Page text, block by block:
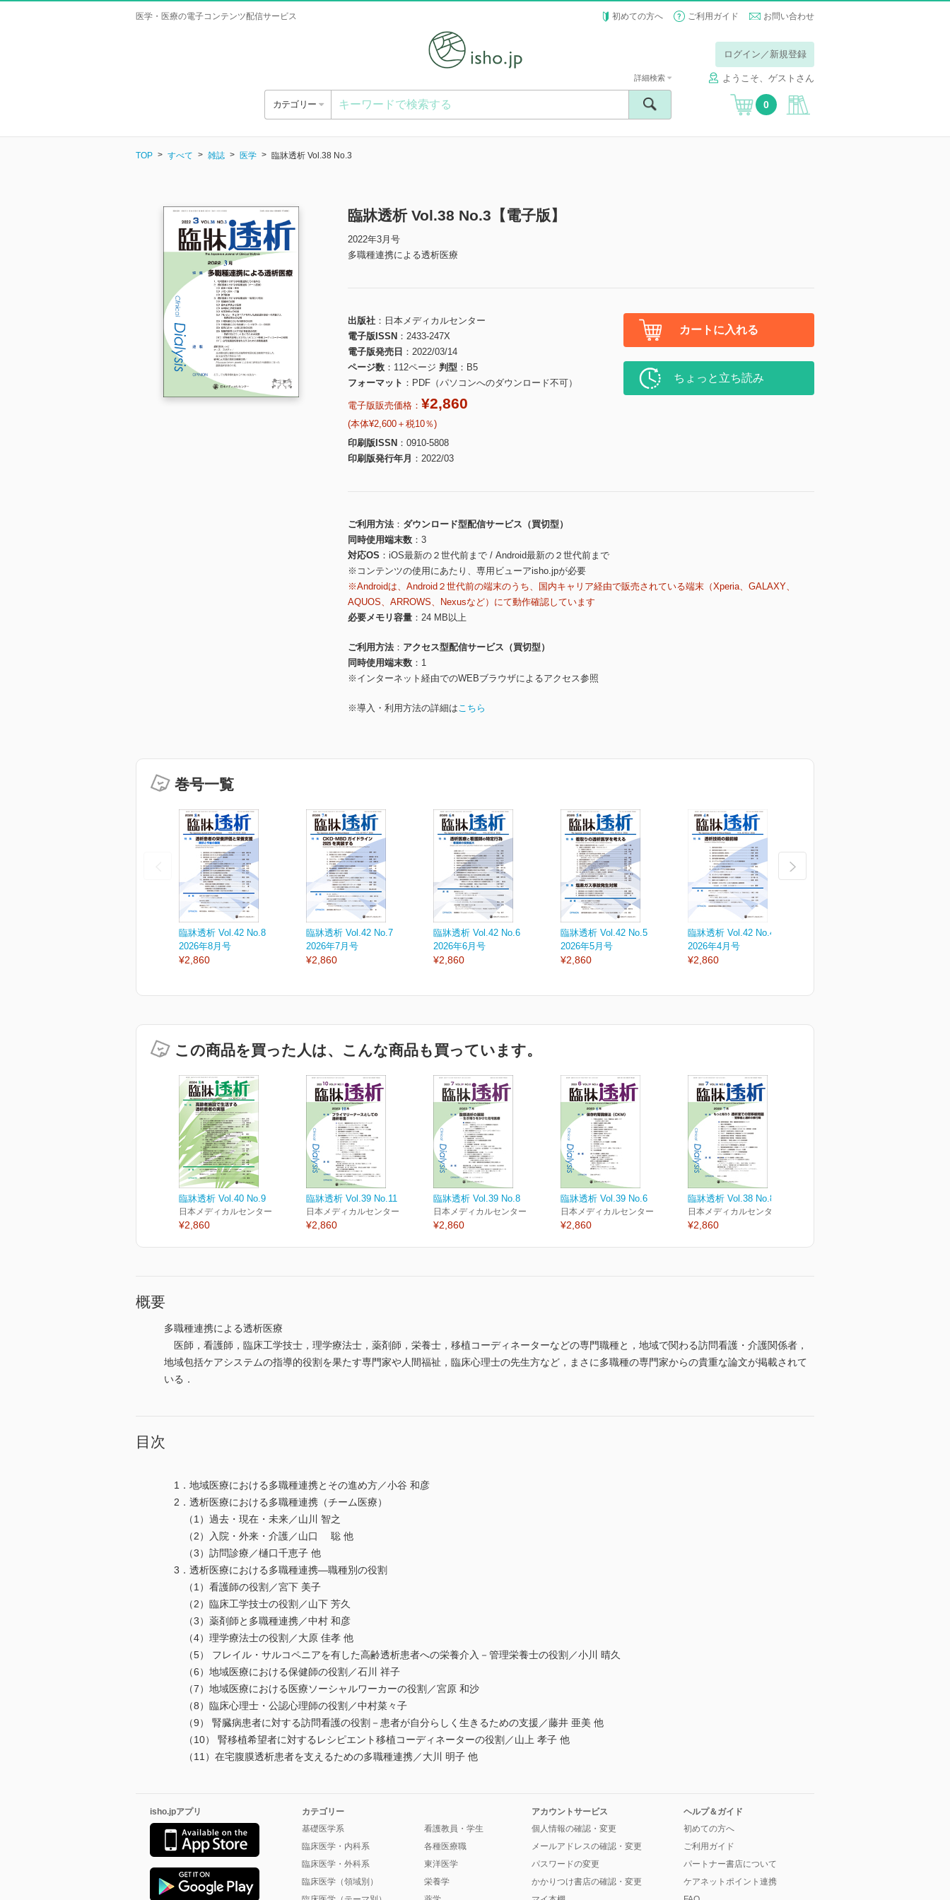
医学・医療の電子コンテンツ配信サービス 初めての方へ ご利用ガイド お問い合わせ
ログイン／新規登録
ようこそ、ゲストさん
カテゴリー
詳細検索
0
TOP すべて 雑誌 医学 臨牀透析 Vol.38 No.3
臨牀透析 Vol.38 No.3【電子版】
2022年3月号
多職種連携による透析医療
出版社
日本メディカルセンター
電子版ISSN
2433-247X
電子版発売日
2022/03/14
ページ数
112ページ 判型
B5
フォーマット
PDF（パソコンへのダウンロード不可）
電子版販売価格： ¥2,860
(本体¥2,600＋税10％)
印刷版ISSN
0910-5808
印刷版発行年月
2022/03
カートに入れる
ちょっと立ち読み
ご利用方法
ダウンロード型配信サービス（買切型）
同時使用端末数
3
対応OS
iOS最新の２世代前まで / Android最新の２世代前まで
※コンテンツの使用にあたり、専用ビューアisho.jpが必要
※Androidは、Android２世代前の端末のうち、国内キャリア経由で販売されている端末（Xperia、GALAXY、
AQUOS、ARROWS、Nexusなど）にて動作確認しています
必要メモリ容量
24 MB以上
ご利用方法
アクセス型配信サービス（買切型）
同時使用端末数
1
※インターネット経由でのWEBブラウザによるアクセス参照
※導入・利用方法の詳細はこちら
巻号一覧
臨牀透析 Vol.42 No.8
2026年8月号
¥2,860
臨牀透析 Vol.42 No.7
2026年7月号
¥2,860
臨牀透析 Vol.42 No.6
2026年6月号
¥2,860
臨牀透析 Vol.42 No.5
2026年5月号
¥2,860
臨牀透析 Vol.42 No.4
2026年4月号
¥2,860
この商品を買った人は、こんな商品も買っています。
臨牀透析 Vol.40 No.9
日本メディカルセンター
¥2,860
臨牀透析 Vol.39 No.11
日本メディカルセンター
¥2,860
臨牀透析 Vol.39 No.8
日本メディカルセンター
¥2,860
臨牀透析 Vol.39 No.6
日本メディカルセンター
¥2,860
臨牀透析 Vol.38 No.8
日本メディカルセンター
¥2,860
概要
多職種連携による透析医療
医師，看護師，臨床工学技士，理学療法士，薬剤師，栄養士，移植コーディネーターなどの専門職種と，地域で関わる訪問看護・介護関係者，
地域包括ケアシステムの指導的役割を果たす専門家や人間福祉，臨床心理士の先生方など，まさに多職種の専門家からの貴重な論文が掲載されて
いる．
目次
1．地域医療における多職種連携とその進め方／小谷 和彦
2．透析医療における多職種連携（チーム医療）
（1）過去・現在・未来／山川 智之
（2）入院・外来・介護／山口 聡 他
（3）訪問診療／樋口千恵子 他
3．透析医療における多職種連携―職種別の役割
（1）看護師の役割／宮下 美子
（2）臨床工学技士の役割／山下 芳久
（3）薬剤師と多職種連携／中村 和彦
（4）理学療法士の役割／大原 佳孝 他
（5） フレイル・サルコペニアを有した高齢透析患者への栄養介入－管理栄養士の役割／小川 晴久
（6）地域医療における保健師の役割／石川 祥子
（7）地域医療における医療ソーシャルワーカーの役割／宮原 和沙
（8）臨床心理士・公認心理師の役割／中村菜々子
（9） 腎臓病患者に対する訪問看護の役割－患者が自分らしく生きるための支援／藤井 亜美 他
（10） 腎移植希望者に対するレシピエント移植コーディネーターの役割／山上 孝子 他
（11）在宅腹膜透析患者を支えるための多職種連携／大川 明子 他
isho.jpアプリ
カテゴリー
基礎医学系
臨床医学・内科系
臨床医学・外科系
臨床医学（領域別）
看護教員・学生
各種医療職
東洋医学
栄養学
アカウントサービス
個人情報の確認・変更
メールアドレスの確認・変更
パスワードの変更
かかりつけ書店の確認・変更
ヘルプ＆ガイド
初めての方へ
ご利用ガイド
パートナー書店について
ケアネットポイント連携